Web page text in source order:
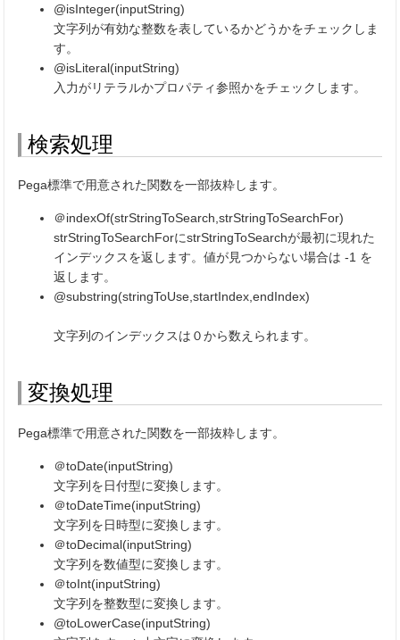
@isInteger(inputString)
文字列が有効な整数を表しているかどうかをチェックしま
す。
@isLiteral(inputString)
入力がリテラルかプロパティ参照かをチェックします。
検索処理
Pega標準で用意された関数を一部抜粋します。
＠indexOf(strStringToSearch,strStringToSearchFor)
strStringToSearchForにstrStringToSearchが最初に現れた
インデックスを返します。値が見つからない場合は -1 を
返します。
@substring(stringToUse,startIndex,endIndex)
文字列のインデックスは０から数えられます。
変換処理
Pega標準で用意された関数を一部抜粋します。
＠toDate(inputString)
文字列を日付型に変換します。
＠toDateTime(inputString)
文字列を日時型に変換します。
＠toDecimal(inputString)
文字列を数値型に変換します。
＠toInt(inputString)
文字列を整数型に変換します。
@toLowerCase(inputString)